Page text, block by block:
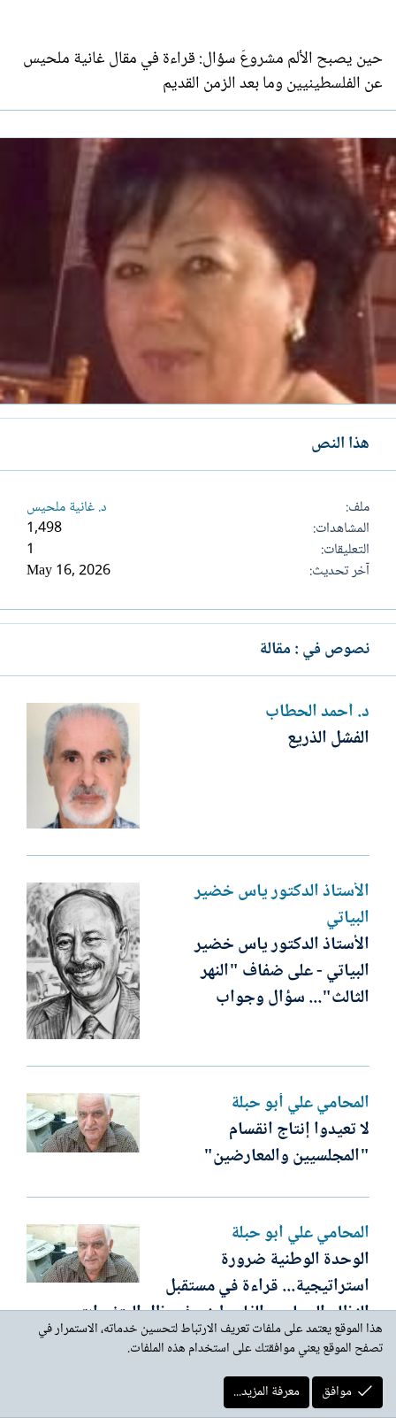
حين يصبح الألم مشروعَ سؤال: قراءة في مقال غانية ملحيس
عن الفلسطينيين وما بعد الزمن القديم
هذا النص
ملف
د. غانية ملحيس
المشاهدات
1,498
التعليقات
1
آخر تحديث
May 16, 2026
نصوص في : مقالة
د. أحمد الحطاب
الفشل الذريع
الأستاذ الدكتور ياس خضير
البياتي
الأستاذ الدكتور ياس خضير
البياتي - على ضفاف "النهر
الثالث"... سؤال وجواب
المحامي علي أبو حبلة
لا تعيدوا إنتاج انقسام
"المجلسيين والمعارضين"
المحامي علي أبو حبلة
الوحدة الوطنية ضرورة
استراتيجية... قراءة في مستقبل
النظام السياسي الفلسطيني في ظل المتغيرات
الإقليمية والدولية
هذا الموقع يعتمد على ملفات تعريف الارتباط لتحسين خدماته، الاستمرار في
تصفح الموقع يعني موافقتك على استخدام هذه الملفات.
موافق
معرفة المزيد...